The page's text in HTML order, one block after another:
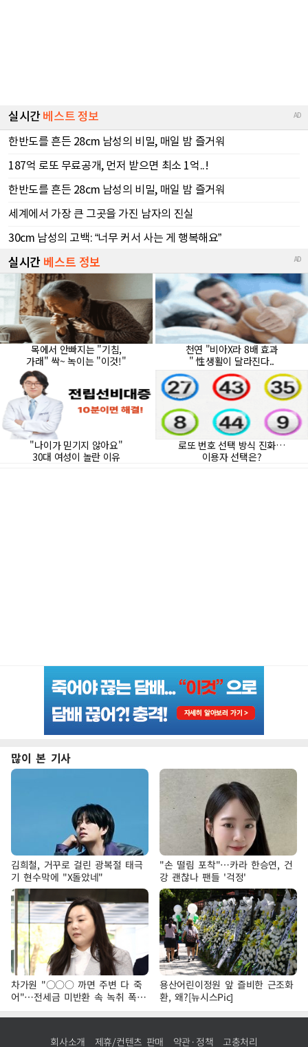
많이 본 기사
김희철, 거꾸로 걸린 광복절 태극
기 현수막에 "X돌았네"
"손 떨림 포착"…카라 한승연, 건
강 괜찮나 팬들 '걱정'
차가원 "○○○ 까면 주변 다 죽
어"…전세금 미반환 속 녹취 폭로
파장
용산어린이정원 앞 즐비한 근조화
환, 왜?[뉴시스Pic]
회사소개 제휴/컨텐츠 판매 약관·정책 고충처리